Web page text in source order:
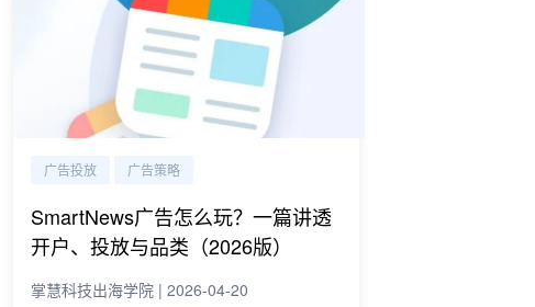
广告投放 广告策略
SmartNews广告怎么玩？一篇讲透
开户、投放与品类（2026版）
掌慧科技出海学院 | 2026-04-20